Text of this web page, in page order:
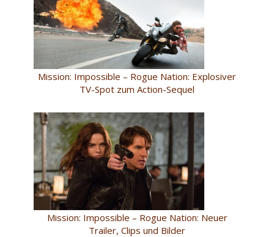
Mission: Impossible – Rogue Nation: Explosiver
TV-Spot zum Action-Sequel
Mission: Impossible – Rogue Nation: Neuer
Trailer, Clips und Bilder